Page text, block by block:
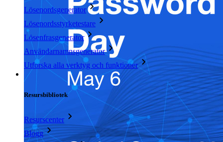
Lösenordsgenerator
Lösenordsstyrketestare
Lösenfrasgenerator
Användarnamnsgenerator
Utforska alla verktyg och funktioner
Resurser
Resursbibliotek
Resurscenter
Blogg